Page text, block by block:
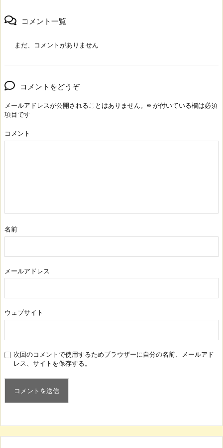
コメント一覧
まだ、コメントがありません
コメントをどうぞ
メールアドレスが公開されることはありません。 ※ が付いている欄は必須
項目です
コメント
名前
メールアドレス
ウェブサイト
次回のコメントで使用するためブラウザーに自分の名前、メールアド
レス、サイトを保存する。